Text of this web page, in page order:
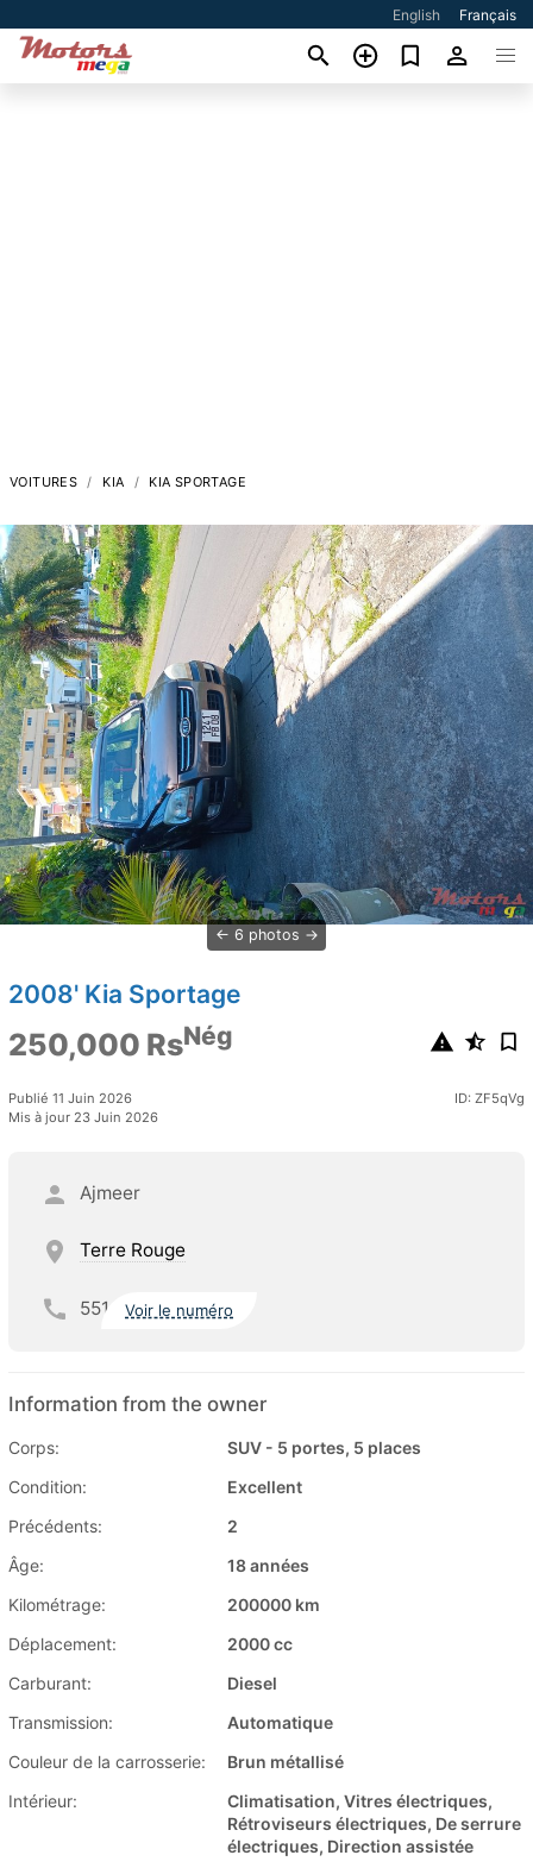
English Français
VOITURES KIA KIA SPORTAGE
6 photos
2008' Kia Sportage
250,000 RsNég
Publié 11 Juin 2026
Mis à jour 23 Juin 2026
ID: ZF5qVg
Ajmeer
Terre Rouge
551 Voir le numéro
Information from the owner
Corps:
SUV - 5 portes, 5 places
Condition:
Excellent
Précédents:
2
Âge:
18 années
Kilométrage:
200000 km
Déplacement:
2000 cc
Carburant:
Diesel
Transmission:
Automatique
Couleur de la carrosserie:
Brun métallisé
Intérieur:
Climatisation, Vitres électriques,
Rétroviseurs électriques, De serrure
électriques, Direction assistée